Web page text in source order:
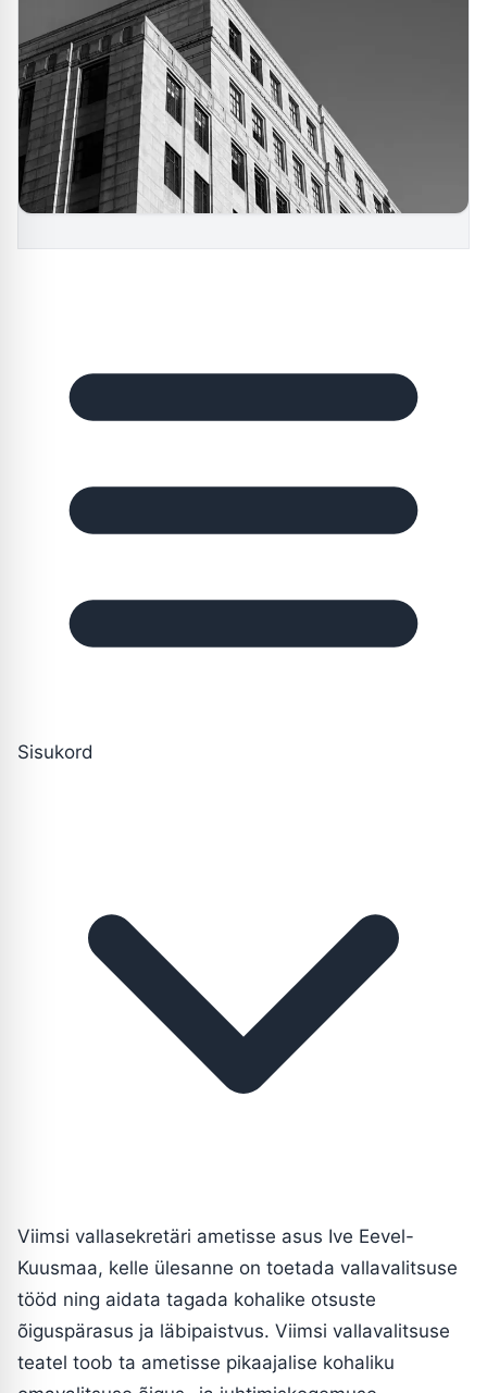
Sisukord
Viimsi vallasekretäri ametisse asus Ive Eevel-
Kuusmaa, kelle ülesanne on toetada vallavalitsuse
tööd ning aidata tagada kohalike otsuste
õiguspärasus ja läbipaistvus. Viimsi vallavalitsuse
teatel toob ta ametisse pikaajalise kohaliku